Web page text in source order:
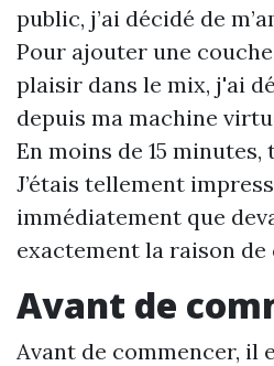
public, j’ai décidé de
Pour ajouter une
plaisir dans le mix, j'ai
depuis ma machine
En moins de 15
J’étais tellement
immédiatement que
exactement la raison de
Avant de
Avant de commencer, il